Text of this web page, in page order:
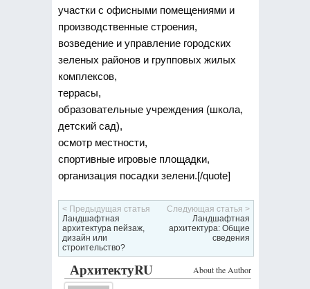
участки с офисными помещениями и
производственные строения,
возведение и управление городских
зеленых районов и групповых жилых
комплексов,
террасы,
образовательные учреждения (школа,
детский сад),
осмотр местности,
спортивные игровые площадки,
организация посадки зелени.[/quote]
< Предыдущая статья
Ландшафтная
архитектура пейзаж,
дизайн или
строительство?
Следующая статья >
Ландшафтная
архитектура: Общие
сведения
About the Author
АрхитектуRU